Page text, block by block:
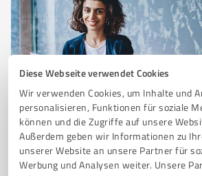
Diese Webseite verwendet Cookies
Wir verwenden Cookies, um Inhalte und
personalisieren, Funktionen für soziale
können und die Zugriffe auf unsere
Außerdem geben wir Informationen zu
unserer Website an unsere Partner für
Werbung und Analysen weiter. Unsere
Sie möchten auch hier
Registrieren Sie sich jetzt und
Kunden empfohlener ProvenExpert!